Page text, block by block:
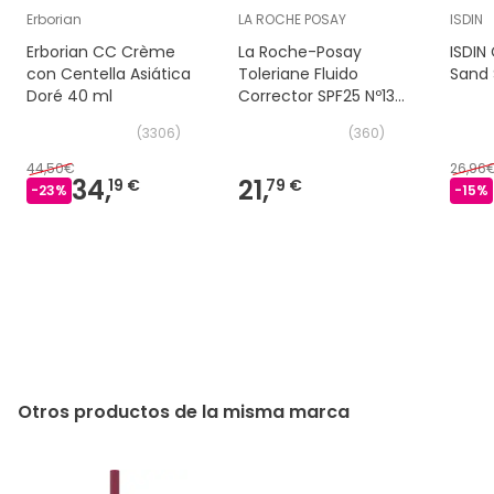
Erborian
Erborian CC Crème
con Centella Asiática
Doré 40 ml
(3306)
44,50€
-23% 34,19 €
LA ROCHE POSAY
La Roche-Posay
Toleriane Fluido
Corrector SPF25 Nº13
(360)
21,79 €
ISDIN
Sand
-15%
Otros productos de la misma marca